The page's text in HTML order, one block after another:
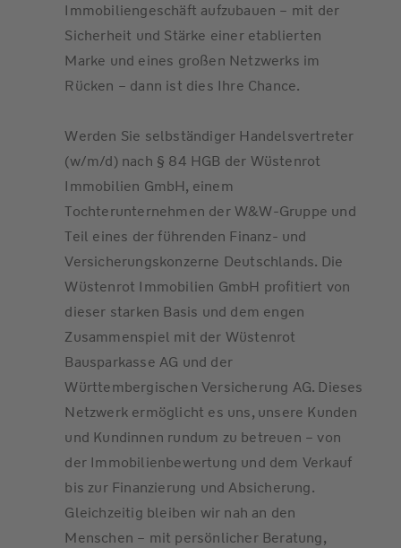
Immobiliengeschäft aufzubauen – mit der
Sicherheit und Stärke einer etablierten
Marke und eines großen Netzwerks im
Rücken – dann ist dies Ihre Chance.
Werden Sie selbständiger Handelsvertreter
(w/m/d) nach § 84 HGB der Wüstenrot
Immobilien GmbH, einem
Tochterunternehmen der W&W-Gruppe und
Teil eines der führenden Finanz- und
Versicherungskonzerne Deutschlands. Die
Wüstenrot Immobilien GmbH profitiert von
dieser starken Basis und dem engen
Zusammenspiel mit der Wüstenrot
Bausparkasse AG und der
Württembergischen Versicherung AG. Dieses
Netzwerk ermöglicht es uns, unsere Kunden
und Kundinnen rundum zu betreuen – von
der Immobilienbewertung und dem Verkauf
bis zur Finanzierung und Absicherung.
Gleichzeitig bleiben wir nah an den
Menschen – mit persönlicher Beratung,